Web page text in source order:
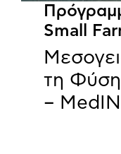
Small
τη
–